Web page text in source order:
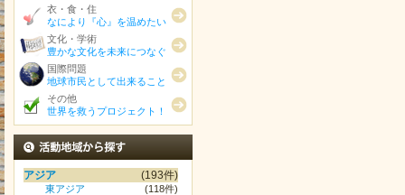
衣・食・住
なにより『心』を温めたい
文化・学術
豊かな文化を未来につなぐ
国際問題
地球市民として出来ること
その他
世界を救うプロジェクト！
活動地域から探す
アジア (193件)
東アジア
(118件)